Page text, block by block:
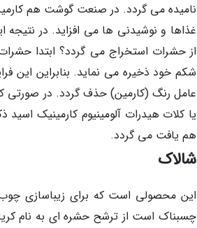
نامیده می گردد. در صنعت گوشت هم
غذاها و نوشیدنی ها می افزاید. در
از حشرات استخراج می گردد؟ ابتدا
شکم خود ذخیره می نماید. بنابراین این
یا کلات هیدرات آلومینیوم کارمینیک
هم یافت می گردد.
شالاک
این محصولی است که برای زیباسازی چوب
چسبناک است از ترشح حشره ای به نام